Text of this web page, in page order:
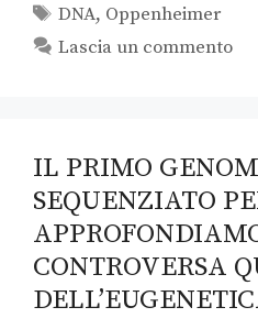
DNA, Oppenheimer
Lascia un commento
IL PRIMO
SEQUENZIATO
CONTROVERSA